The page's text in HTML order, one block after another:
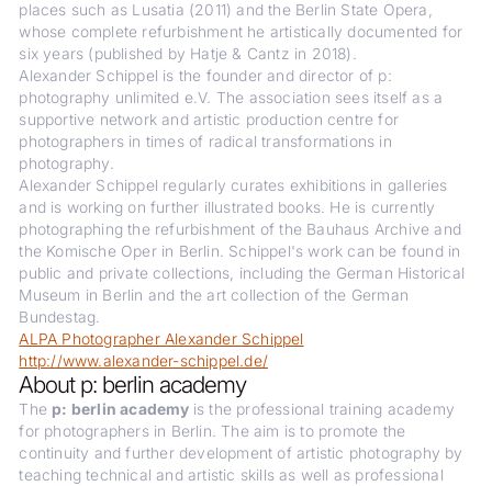
places such as Lusatia (2011) and the Berlin State Opera,
whose complete refurbishment he artistically documented for
six years (published by Hatje & Cantz in 2018).
Alexander Schippel is the founder and director of p:
photography unlimited e.V. The association sees itself as a
supportive network and artistic production centre for
photographers in times of radical transformations in
photography.
Alexander Schippel regularly curates exhibitions in galleries
and is working on further illustrated books. He is currently
photographing the refurbishment of the Bauhaus Archive and
the Komische Oper in Berlin. Schippel's work can be found in
public and private collections, including the German Historical
Museum in Berlin and the art collection of the German
Bundestag.
ALPA Photographer Alexander Schippel
http://www.alexander-schippel.de/
About p: berlin academy
The p: berlin academy is the professional training academy
for photographers in Berlin. The aim is to promote the
continuity and further development of artistic photography by
teaching technical and artistic skills as well as professional